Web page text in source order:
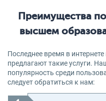
Преимущества
высшем
Последнее время в
предлагают такие услуги.
популярность среди
следует обратиться к нам: